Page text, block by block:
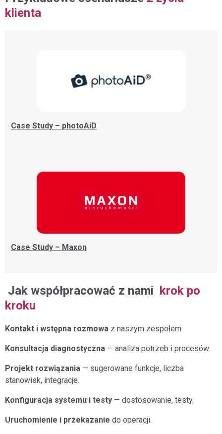
klienta
Case Study – photoAiD
Case Study – Maxon
Jak współpracować z nami
krok po
kroku
Kontakt i wstępna rozmowa z naszym zespołem.
Konsultacja diagnostyczna — analiza potrzeb i procesów.
Projekt rozwiązania — sugerowane funkcje, liczba
stanowisk, integracje.
Konfiguracja systemu i testy — dostosowanie, testy.
Uruchomienie i przekazanie do operacji.